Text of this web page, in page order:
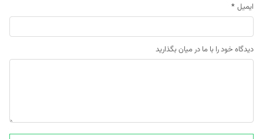
ایمیل *
دیدگاه خود را با ما در میان بگذارید